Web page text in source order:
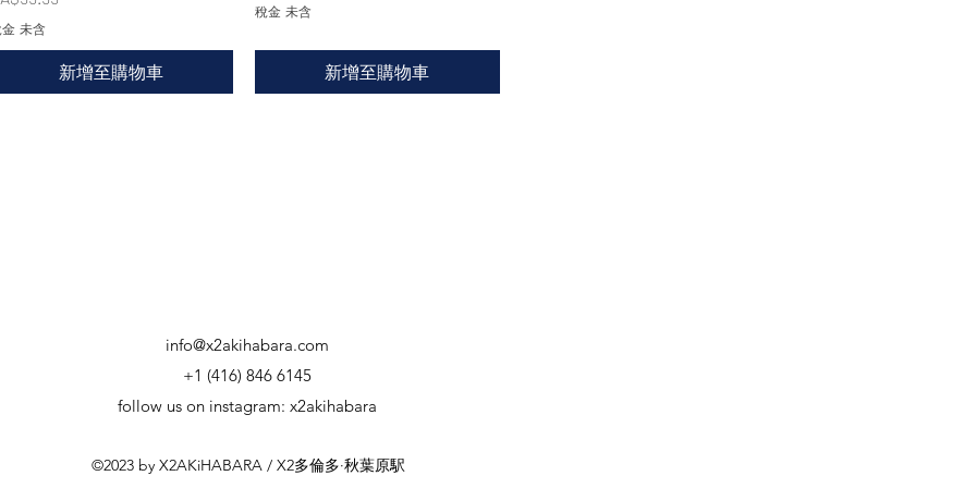
未含
新增至購物車
稅金 未含
新增至購物車
info@x2akihabara.com
+1 (416) 846 6145
follow us on instagram: x2akihabara
©2023 by X2AKiHABARA / X2多倫多·秋葉原駅